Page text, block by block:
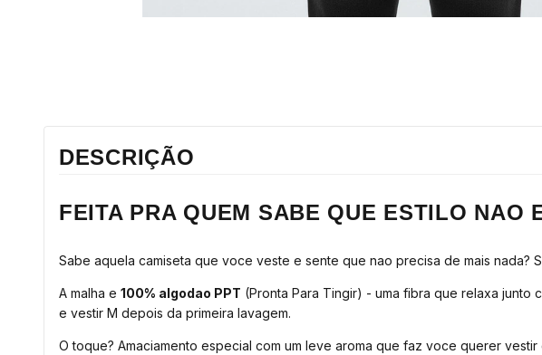
DESCRIÇÃO
FEITA PRA QUEM SABE QUE ESTILO NAO
Sabe aquela camiseta que voce veste e sente que nao precisa de mais nada?
A malha e 100% algodao PPT (Pronta Para Tingir) - uma fibra que relaxa
e vestir M depois da primeira lavagem.
O toque? Amaciamento especial com um leve aroma que faz voce querer